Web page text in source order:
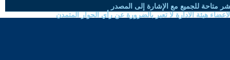
متاحة للجميع مع الإشارة إلى المصدر
هيئة الادارة لا تعبر بالضرورة عن رأي الحوار المتمدن